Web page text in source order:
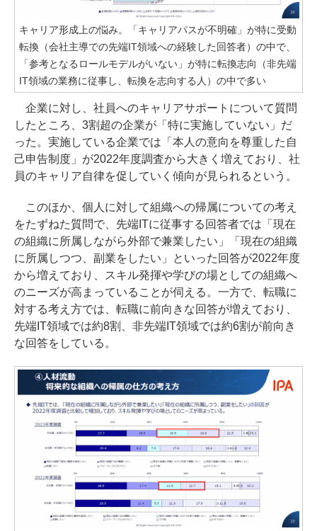
キャリア形成上の悩み。「キャリアパスが不明確」が特に受動
転換（会社主導での先端IT領域への経験した回答者）の中で、
「参考となるロールモデルがいない」が特に転換志向（非先端
IT領域の業務に従事し、転換を志向する人）の中で多い
企業に対し、社員へのキャリアサポートについて質問
したところ、3割超の企業が「特に実施していない」だ
った。実施している企業では「本人の意向を尊重した自
己申告制度」が2022年度調査から大きく増えており、社
員のキャリア自律を促していく傾向が見られるという。
このほか、個人に対して組織への帰属についての考え
をたずねた質問で、先端ITに従事する回答者では「現在
の組織に所属しながら外部で兼業したい」「現在の組織
に所属しつつ、副業をしたい」といった回答が2022年度
から増えており、スキル発揮や学びの場としての組織へ
のニーズが高まっていることが伺える。一方で、転職に
対する考え方では、転職に前向きな回答が増えており、
先端IT領域では約8割、非先端IT領域では約6割が前向き
な回答をしている。